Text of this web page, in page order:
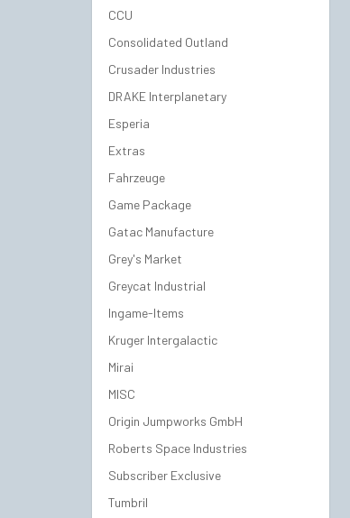
CCU
Consolidated Outland
Crusader Industries
DRAKE Interplanetary
Esperia
Extras
Fahrzeuge
Game Package
Gatac Manufacture
Grey's Market
Greycat Industrial
Ingame-Items
Kruger Intergalactic
Mirai
MISC
Origin Jumpworks GmbH
Roberts Space Industries
Subscriber Exclusive
Tumbril